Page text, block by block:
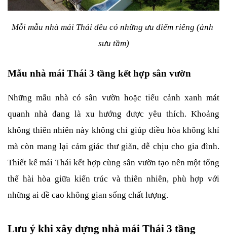
Mỗi mẫu nhà mái Thái đều có những ưu điểm riêng (ảnh
sưu tầm)
Mẫu nhà mái Thái 3 tầng kết hợp sân vườn
Những mẫu nhà có sân vườn hoặc tiểu cảnh xanh mát
quanh nhà đang là xu hướng được yêu thích. Khoảng
không thiên nhiên này không chỉ giúp điều hòa không khí
mà còn mang lại cảm giác thư giãn, dễ chịu cho gia đình.
Thiết kế mái Thái kết hợp cùng sân vườn tạo nên một tổng
thể hài hòa giữa kiến trúc và thiên nhiên, phù hợp với
những ai đề cao không gian sống chất lượng.
Lưu ý khi xây dựng nhà mái Thái 3 tầng